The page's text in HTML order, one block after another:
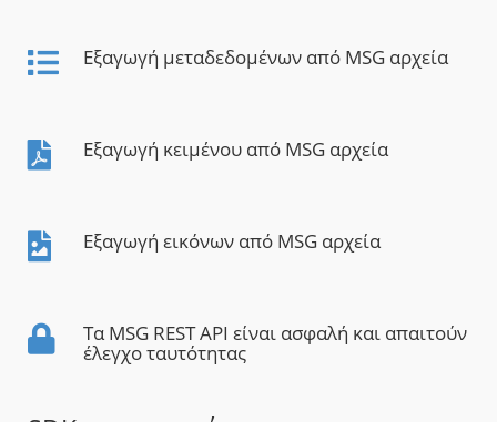
Εξαγωγή μεταδεδομένων από MSG αρχεία
Εξαγωγή κειμένου από MSG αρχεία
Εξαγωγή εικόνων από MSG αρχεία
Τα MSG REST API είναι ασφαλή και απαιτούν
έλεγχο ταυτότητας